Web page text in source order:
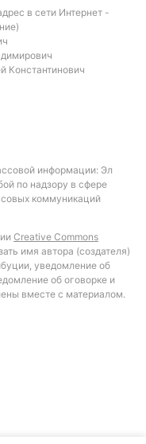
в сети Интернет -
Константинович
информации: Эл
по надзору в сфере
коммуникаций
Creative Commons
имя автора (создателя)
уведомление об
об оговорке и
вместе с материалом.